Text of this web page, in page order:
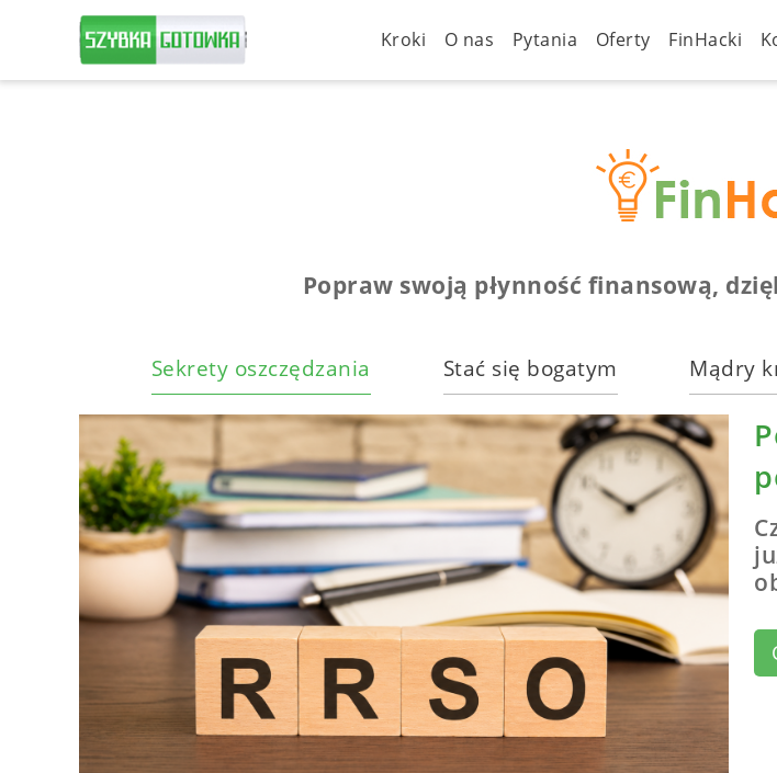
Kroki O nas Pytania Oferty FinHacki
Popraw swoją płynność finansową,
Sekrety oszczędzania Stać się bogatym Mądry